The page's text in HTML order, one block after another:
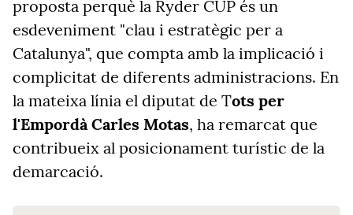
proposta perquè la Ryder CUP és un
esdeveniment "clau i estratègic per a
Catalunya", que compta amb la implicació i
complicitat de diferents administracions. En
la mateixa línia el diputat de Tots per
l'Empordà Carles Motas, ha remarcat que
contribueix al posicionament turístic de la
demarcació.